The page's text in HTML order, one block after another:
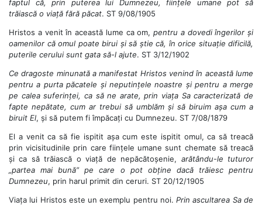
faptul că, prin puterea lui Dumnezeu, ființele umane pot să
trăiască o viață fără păcat. ST 9/08/1905
Hristos a venit în această lume ca om, pentru a dovedi îngerilor și
oamenilor că omul poate birui și să știe că, în orice situație dificilă,
puterile cerului sunt gata să-l ajute. ST 3/12/1902
Ce dragoste minunată a manifestat Hristos venind în această lume
pentru a purta păcatele și neputințele noastre și pentru a merge
pe calea suferinței, ca să ne arate, prin viața Sa caracterizată de
fapte nepătate, cum ar trebui să umblăm și să biruim așa cum a
biruit El, și să putem fi împăcați cu Dumnezeu. ST 7/08/1879
El a venit ca să fie ispitit așa cum este ispitit omul, ca să treacă
prin vicisitudinile prin care ființele umane sunt chemate să treacă
și ca să trăiască o viață de nepăcătoșenie, arătându-le tuturor
„partea mai bună” pe care o pot obține dacă trăiesc pentru
Dumnezeu, prin harul primit din ceruri. ST 20/12/1905
Viața lui Hristos este un exemplu pentru noi.Prin ascultarea Sa de